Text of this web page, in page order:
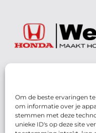
Om de beste ervaringen
om informatie over je
stemmen met deze
unieke ID's op deze site
072 - 57 16 9
Parelweg 3,
Alkmaar